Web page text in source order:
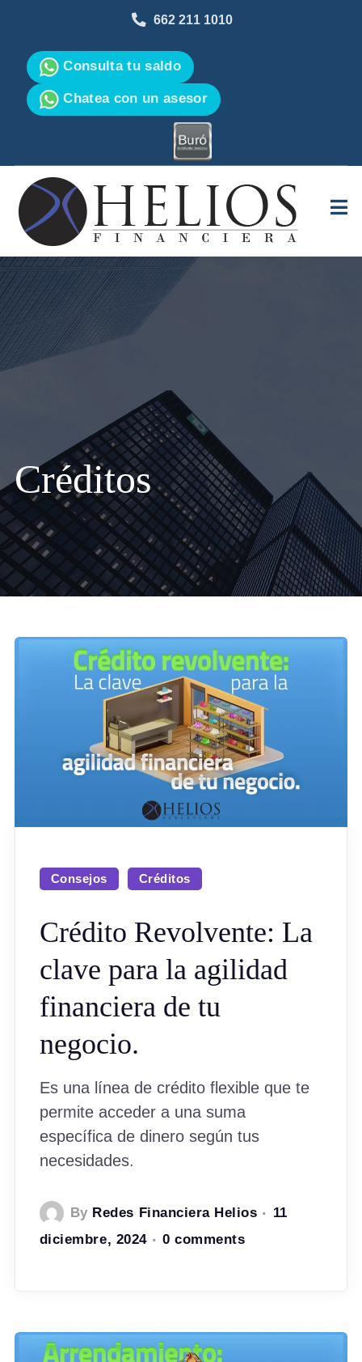
662 211 1010
Consulta tu saldo
Chatea con un asesor
Créditos
Consejos Créditos
Crédito Revolvente: La
clave para la agilidad
financiera de tu
negocio.
Es una línea de crédito flexible que te
permite acceder a una suma
específica de dinero según tus
necesidades.
By Redes Financiera Helios
11
diciembre, 2024
0 comments